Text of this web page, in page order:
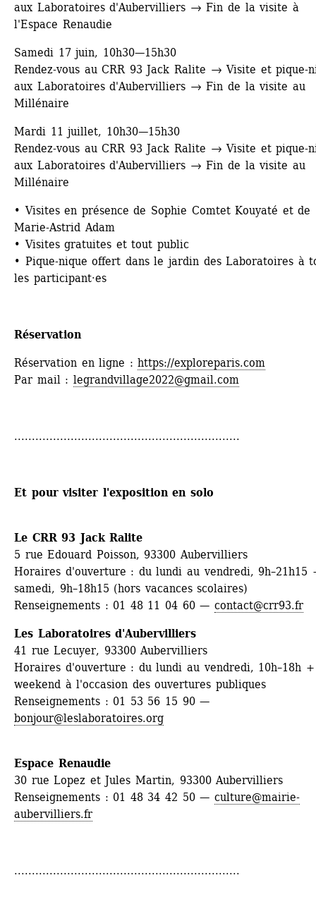
aux Laboratoires d'Aubervilliers → Fin de la visite à
l'Espace Renaudie
Samedi 17 juin, 10h30—15h30
Rendez-vous au CRR 93 Jack Ralite → Visite et pique-
aux Laboratoires d'Aubervilliers → Fin de la visite au
Millénaire
Mardi 11 juillet, 10h30—15h30
Rendez-vous au CRR 93 Jack Ralite → Visite et pique-
aux Laboratoires d'Aubervilliers → Fin de la visite au
Millénaire
• Visites en présence de Sophie Comtet Kouyaté et de
Marie-Astrid Adam
• Visites gratuites et tout public
• Pique-nique offert dans le jardin des Laboratoires à
les participant·es
Réservation
Réservation en ligne : https://exploreparis.com
Par mail : legrandvillage2022@gmail.com
................................................................
Et pour visiter l'exposition en solo
Le CRR 93 Jack Ralite
5 rue Edouard Poisson, 93300 Aubervilliers
Horaires d'ouverture : du lundi au vendredi, 9h–21h15
samedi, 9h–18h15 (hors vacances scolaires)
Renseignements : 01 48 11 04 60 — contact@crr93.fr
Les Laboratoires d'Aubervilliers
41 rue Lecuyer, 93300 Aubervilliers
Horaires d'ouverture : du lundi au vendredi, 10h–18h
weekend à l'occasion des ouvertures publiques
Renseignements : 01 53 56 15 90 —
bonjour@leslaboratoires.org
Espace Renaudie
30 rue Lopez et Jules Martin, 93300 Aubervilliers
Renseignements : 01 48 34 42 50 — culture@mairie-
aubervilliers.fr
................................................................